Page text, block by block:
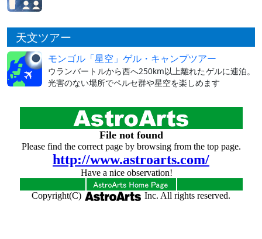
天文ツアー
モンゴル「星空」ゲル・キャンプツアー
ウランバートルから西へ250km以上離れたゲルに連泊。
光害のない場所でペルセ群や星空を楽しめます